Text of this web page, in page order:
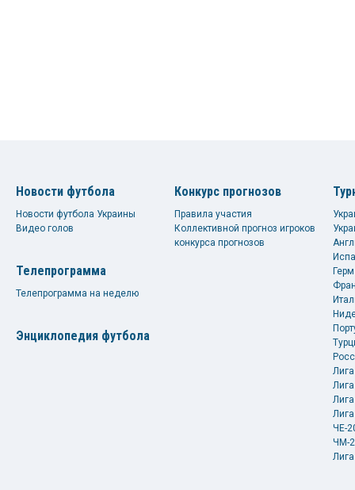
Новости футбола
Новости футбола Украины
Видео голов
Телепрограмма
Телепрограмма на неделю
Энциклопедия футбола
Конкурс прогнозов
Правила участия
Коллективной прогноз игроков
конкурса прогнозов
ЧЕ-
ЧМ-